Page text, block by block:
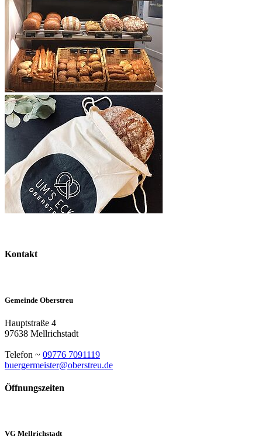
Kontakt
Gemeinde Oberstreu
Hauptstraße 4
97638 Mellrichstadt
Telefon ~ 09776 7091119
buergermeister@oberstreu.de
Öffnungszeiten
VG Mellrichstadt